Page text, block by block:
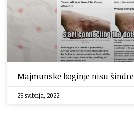
Majmunske boginje nisu šindre
25 svibnja, 2022